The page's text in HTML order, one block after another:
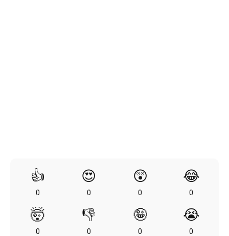
👍
0
😍
0
😲
0
😂
0
🤯
0
👎
0
🤪
0
😭
0